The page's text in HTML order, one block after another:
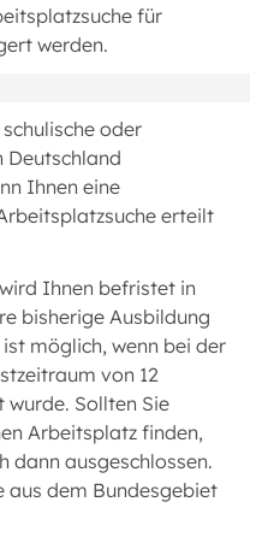
für
werden.
oder
Deutschland
Ihnen eine
erteilt
Ihnen befristet in
bisherige Ausbildung
möglich, wenn bei der
von 12
wurde. Sollten Sie
Arbeitsplatz finden,
dann ausgeschlossen.
aus dem Bundesgebiet